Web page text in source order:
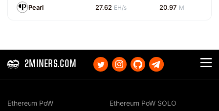
Pearl 27.62 EH/s 20.97 M
2MINERS.COM
Ethereum PoW Ethereum PoW SOLO